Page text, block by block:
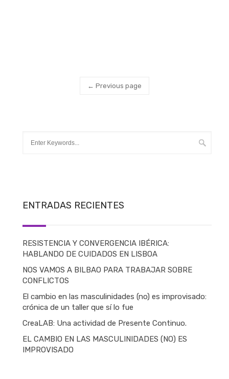
← Previous page
ENTRADAS RECIENTES
RESISTENCIA Y CONVERGENCIA IBÉRICA:
HABLANDO DE CUIDADOS EN LISBOA
NOS VAMOS A BILBAO PARA TRABAJAR SOBRE
CONFLICTOS
El cambio en las masculinidades (no) es improvisado:
crónica de un taller que sí lo fue
CreaLAB: Una actividad de Presente Continuo.
EL CAMBIO EN LAS MASCULINIDADES (NO) ES
IMPROVISADO